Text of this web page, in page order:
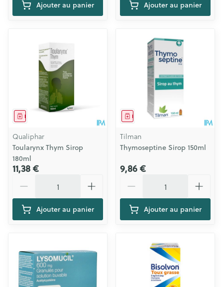
Ajouter au panier Ajouter au panier
Médicament
Qualiphar
Toularynx Thym Sirop
180ml
11,38 €
Ajouter au panier
Médicament
Tilman
Thymoseptine Sirop 150ml
9,86 €
Ajouter au panier